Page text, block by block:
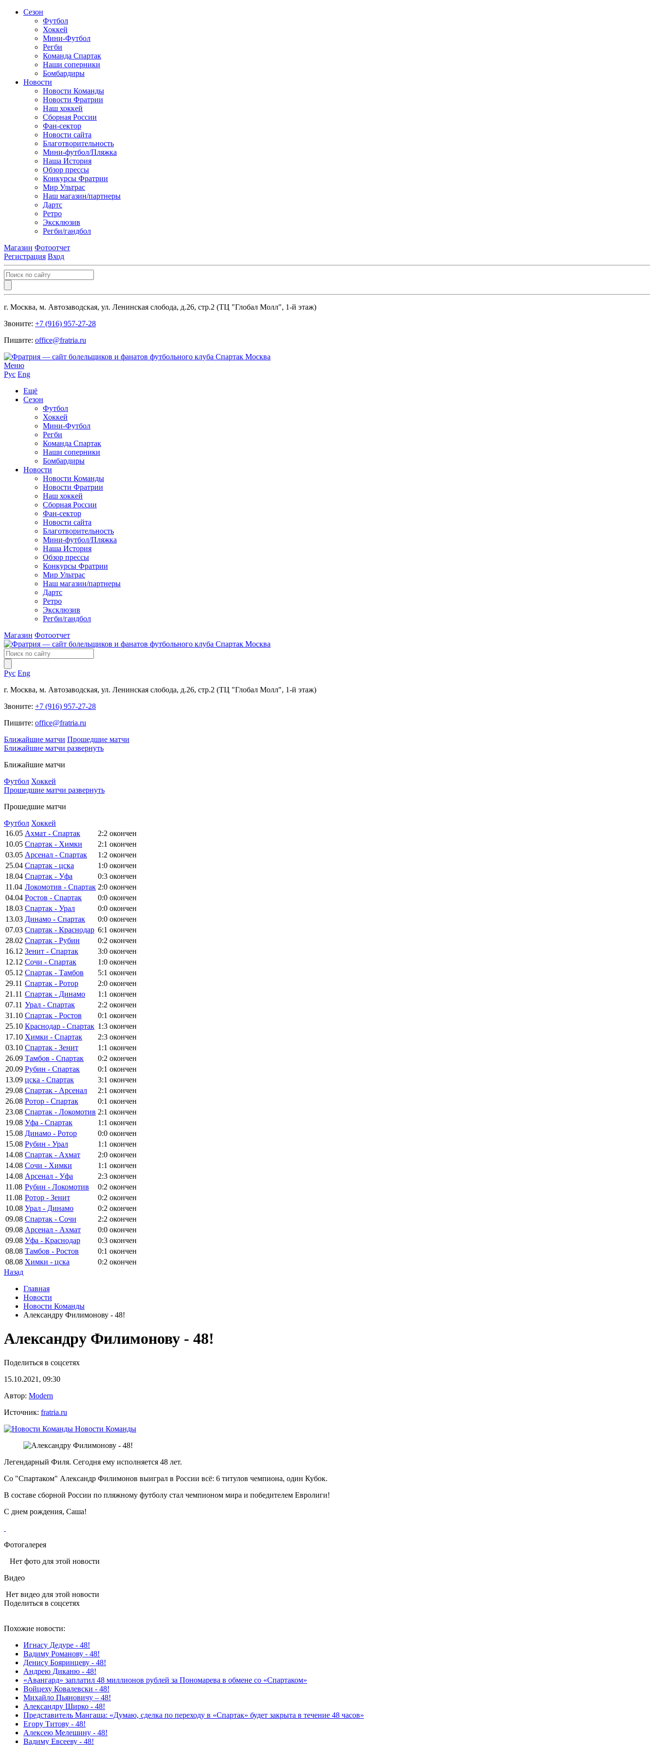
Сезон
Футбол
Хоккей
Мини-Футбол
Регби
Команда Спартак
Наши соперники
Бомбардиры
Новости
Новости Команды
Новости Фратрии
Наш хоккей
Сборная России
Фан-cектор
Новости сайта
Благотворительность
Мини-футбол/Пляжка
Наша История
Обзор прессы
Конкурсы Фратрии
Мир Ультрас
Наш магазин/партнеры
Дартс
Ретро
Эксклюзив
Регби/гандбол
Магазин Фотоотчет
Регистрация Вход
г. Москва, м. Автозаводская, ул. Ленинская слобода, д.26, стр.2 (ТЦ "Глобал Молл", 1-й этаж)
Звоните: +7 (916) 957-27-28
Пишите: office@fratria.ru
Меню
Рус Eng
Ещё
Сезон
Футбол
Хоккей
Мини-Футбол
Регби
Команда Спартак
Наши соперники
Бомбардиры
Новости
Новости Команды
Новости Фратрии
Наш хоккей
Сборная России
Фан-cектор
Новости сайта
Благотворительность
Мини-футбол/Пляжка
Наша История
Обзор прессы
Конкурсы Фратрии
Мир Ультрас
Наш магазин/партнеры
Дартс
Ретро
Эксклюзив
Регби/гандбол
Магазин Фотоотчет
Рус Eng
г. Москва, м. Автозаводская, ул. Ленинская слобода, д.26, стр.2 (ТЦ "Глобал Молл", 1-й этаж)
Звоните: +7 (916) 957-27-28
Пишите: office@fratria.ru
Ближайшие матчи Прошедшие матчи
Ближайшие матчи развернуть
Ближайшие матчи
Футбол Хоккей
Прошедшие матчи развернуть
Прошедшие матчи
Футбол Хоккей
16.05 Ахмат - Спартак 2:2 окончен
10.05 Спартак - Химки 2:1 окончен
03.05 Арсенал - Спартак 1:2 окончен
25.04 Спартак - цска 1:0 окончен
18.04 Спартак - Уфа 0:3 окончен
11.04 Локомотив - Спартак 2:0 окончен
04.04 Ростов - Спартак 0:0 окончен
18.03 Спартак - Урал 0:0 окончен
13.03 Динамо - Спартак 0:0 окончен
07.03 Спартак - Краснодар 6:1 окончен
28.02 Спартак - Рубин 0:2 окончен
16.12 Зенит - Спартак 3:0 окончен
12.12 Сочи - Спартак 1:0 окончен
05.12 Спартак - Тамбов 5:1 окончен
29.11 Спартак - Ротор 2:0 окончен
21.11 Спартак - Динамо 1:1 окончен
07.11 Урал - Спартак 2:2 окончен
31.10 Спартак - Ростов 0:1 окончен
25.10 Краснодар - Спартак 1:3 окончен
17.10 Химки - Спартак 2:3 окончен
03.10 Спартак - Зенит 1:1 окончен
26.09 Тамбов - Спартак 0:2 окончен
20.09 Рубин - Спартак 0:1 окончен
13.09 цска - Спартак 3:1 окончен
29.08 Спартак - Арсенал 2:1 окончен
26.08 Ротор - Спартак 0:1 окончен
23.08 Спартак - Локомотив 2:1 окончен
19.08 Уфа - Спартак 1:1 окончен
15.08 Динамо - Ротор 0:0 окончен
15.08 Рубин - Урал 1:1 окончен
14.08 Спартак - Ахмат 2:0 окончен
14.08 Сочи - Химки 1:1 окончен
14.08 Арсенал - Уфа 2:3 окончен
11.08 Рубин - Локомотив 0:2 окончен
11.08 Ротор - Зенит 0:2 окончен
10.08 Урал - Динамо 0:2 окончен
09.08 Спартак - Сочи 2:2 окончен
09.08 Арсенал - Ахмат 0:0 окончен
09.08 Уфа - Краснодар 0:3 окончен
08.08 Тамбов - Ростов 0:1 окончен
08.08 Химки - цска 0:2 окончен
Назад
Главная
Новости
Новости Команды
Александру Филимонову - 48!
Александру Филимонову - 48!
Поделиться в соцсетях
15.10.2021, 09:30
Автор: Modern
Источник: fratria.ru
Новости Команды
Легендарный Филя. Сегодня ему исполняется 48 лет.
Со "Спартаком" Александр Филимонов выиграл в России всё: 6 титулов чемпиона, один Кубок.
В составе сборной России по пляжному футболу стал чемпионом мира и победителем Евролиги!
С днем рождения, Саша!
Фотогалерея
Нет фото для этой новости
Видео
Нет видео для этой новости
Поделиться в соцсетях
Похожие новости:
Игнасу Дедуре - 48!
Вадиму Романову - 48!
Денису Бояринцеву - 48!
Андрею Диканю - 48!
«Авангард» заплатил 48 миллионов рублей за Пономарева в обмене со «Спартаком»
Войцеху Ковалевски - 48!
Михайло Пьяновичу – 48!
Александру Ширко - 48!
Представитель Мангаша: «Думаю, сделка по переходу в «Спартак» будет закрыта в течение 48 часов»
Егору Титову - 48!
Алексею Мелешину - 48!
Вадиму Евсееву - 48!